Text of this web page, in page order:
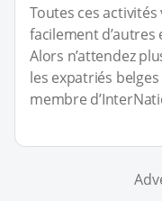
Toutes ces
facilement
Alors n’attendez
les expatriés
membre